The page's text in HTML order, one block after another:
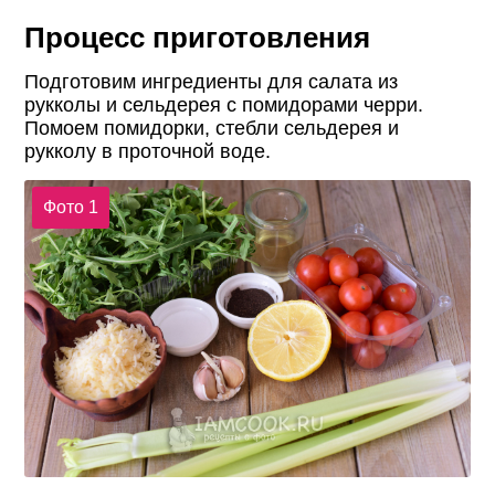
Процесс приготовления
Подготовим ингредиенты для салата из
рукколы и сельдерея с помидорами черри.
Помоем помидорки, стебли сельдерея и
рукколу в проточной воде.
Фото 1